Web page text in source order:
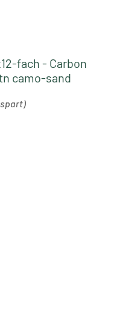
fach - Carbon
camo-sand